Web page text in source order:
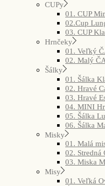
CUPy
01. CUP
02.Cup
03. CUP
Hrnčeky
01. Veľký
02. Malý
Šálky
01. Šálka
02. Hravé
03. Hravé
04. MINI
05. Šálka
06. Šálka
Misky
01. Malá
02. Stredná
03. Miska
Misy
01. Veľká